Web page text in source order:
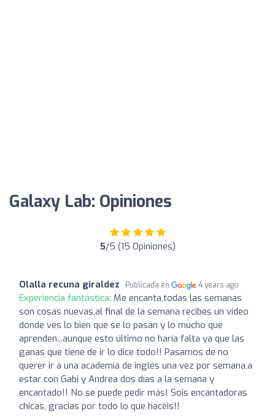
Galaxy Lab: Opiniones
5/5 (15 Opiniones)
Olalla recuna giraldez Publicada en 4 years ago
Experiencia fantástica: Me encanta,todas las semanas
son cosas nuevas,al final de la semana recibes un vídeo
donde ves lo bien que se lo pasan y lo mucho que
aprenden...aunque esto último no haría falta ya que las
ganas que tiene de ir lo dice todo!! Pasamos de no
querer ir a una academia de inglés una vez por semana,a
estar con Gabi y Andrea dos días a la semana y
encantado!! No se puede pedir más! Sois encantadoras
chicas, gracias por todo lo que hacéis!!